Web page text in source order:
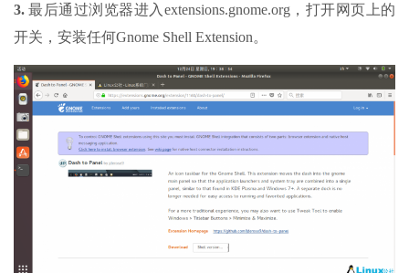
3. 最后通过浏览器进入extensions.gnome.org，打开网页上的
开关，安装任何Gnome Shell Extension。